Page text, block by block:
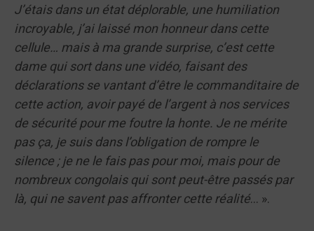
J’étais dans un état déplorable, une humiliation
incroyable, j’ai laissé mon honneur dans cette
cellule… mais à ma grande surprise, c’est cette
dame qui sort dans une vidéo, faisant des
déclarations se vantant d’être le commanditaire de
cette action, avoir payé de l’argent à nos services
de sécurité pour me foutre la honte. Je ne mérite
pas ça, je suis dans l’obligation de rompre le
silence ; je ne le fais pas pour moi, mais pour de
nombreux congolais qui sont peut-être passés par
là, qui ne savent pas affronter cette réalité… ».